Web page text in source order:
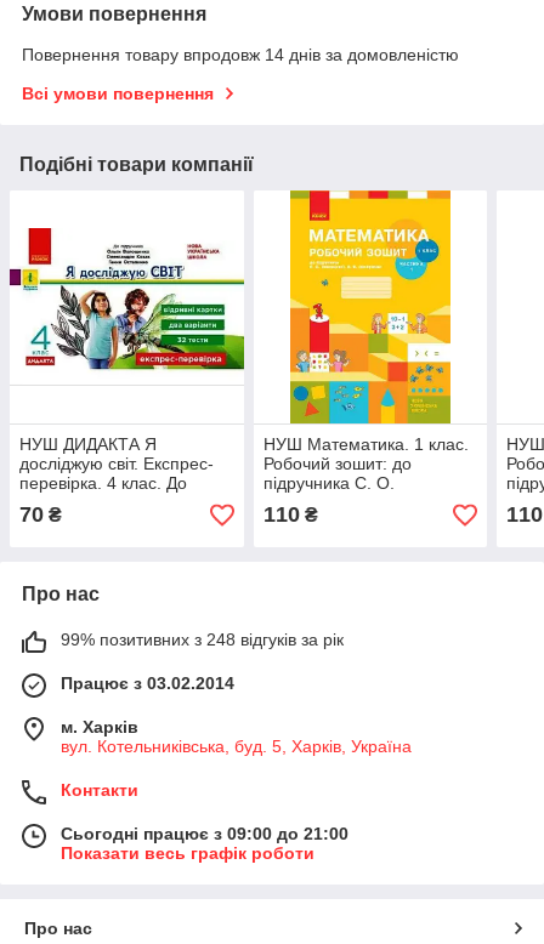
Умови повернення
Повернення товару впродовж 14 днів за домовленістю
Всі умови повернення
Подібні товари компанії
НУШ ДИДАКТА Я
досліджую світ. Експрес-
перевірка. 4 клас. До
підручника О. Волощенко,
О. Козак, Г. Остапенко
70 ₴
НУШ Математика. 1 клас.
Робочий зошит: до
підручника С. О.
Скворцової, О. В.
Онопрієнко: У 2 частинах.
110₴
НУШ
110
Про нас
99% позитивних з 248 відгуків за рік
Працює з 03.02.2014
м. Харків
вул. Котельниківська, буд. 5, Харків, Україна
Контакти
Сьогодні працює з 09:00 до 21:00
Показати весь графік роботи
Про нас